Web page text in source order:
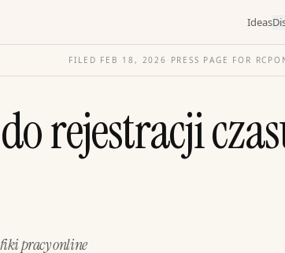
Ideas
FILED FEB 18, 2026 · PRESS PAGE FOR
rejestracji
pracy online